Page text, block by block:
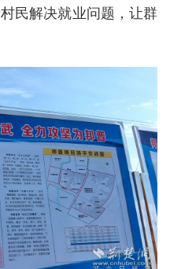
民解决就业问题，让群